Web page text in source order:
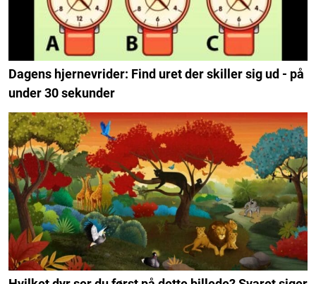
Dagens hjernevrider: Find uret der skiller sig ud - på
under 30 sekunder